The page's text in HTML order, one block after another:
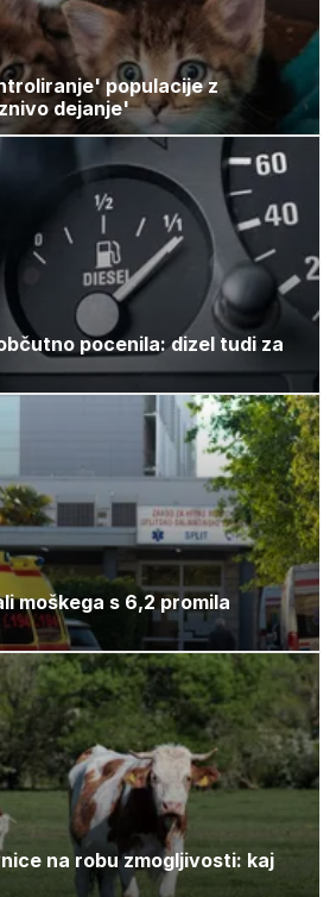
populacije z
dejanje'
pocenila: dizel tudi za
moškega s 6,2 promila
na robu zmogljivosti: kaj